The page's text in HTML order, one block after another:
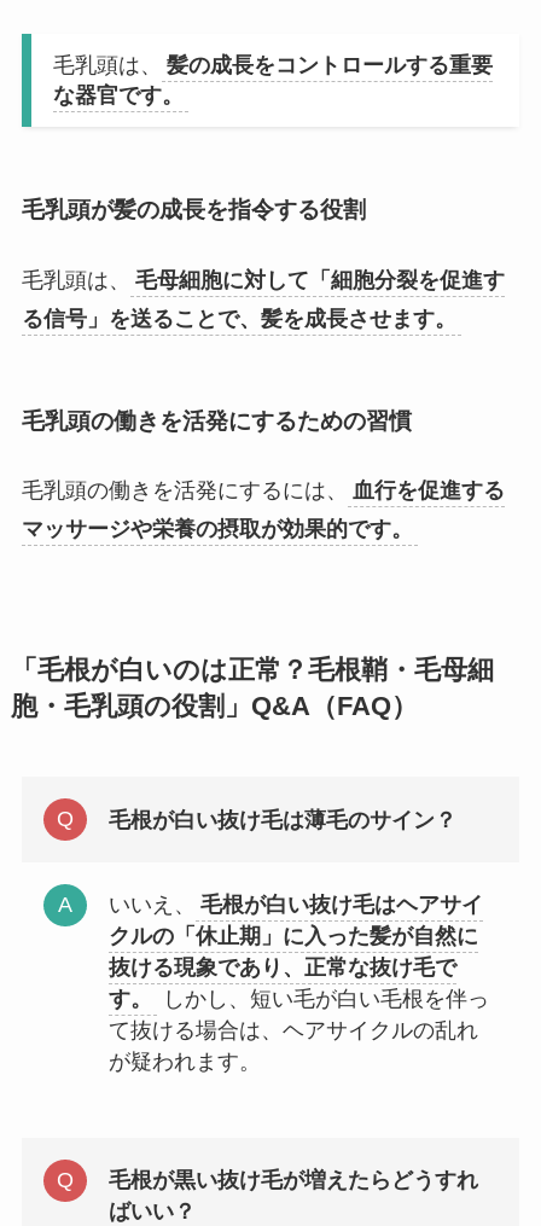
毛乳頭は、
髪の成長をコントロールする重要
な器官です。
毛乳頭が髪の成長を指令する役割
毛乳頭は、
毛母細胞に対して「細胞分裂を促進す
る信号」を送ることで、髪を成長させます。
毛乳頭の働きを活発にするための習慣
毛乳頭の働きを活発にするには、
血行を促進する
マッサージや栄養の摂取が効果的です。
「毛根が白いのは正常？毛根鞘・毛母細
胞・毛乳頭の役割」 Q&A（FAQ）
毛根が白い抜け毛は薄毛のサイン？
いいえ、
毛根が白い抜け毛はヘアサイ
クルの「休止期」に入った髪が自然に
抜ける現象であり、正常な抜け毛で
す。
しかし、短い毛が白い毛根を伴っ
て抜ける場合は、ヘアサイクルの乱れ
が疑われます。
毛根が黒い抜け毛が増えたらどうすれ
ばいい？